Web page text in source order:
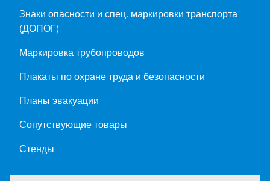
Знаки опасности и спец. маркировки транспорта
(ДОПОГ)
Маркировка трубопроводов
Плакаты по охране труда и безопасности
Планы эвакуации
Сопутствующие товары
Стенды